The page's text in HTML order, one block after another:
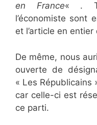
en France« .
l’économiste sont
et l’article en
De même, nous
ouverte de
« Les Républicains
car celle-ci est
ce parti.